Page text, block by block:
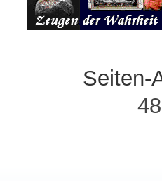
Seiten-